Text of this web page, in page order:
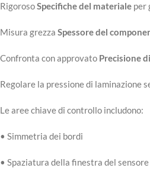
RigorosoSpecifiche del materiale per
Misura grezza Spessore del
Confronta con approvato Precisione
Regolare la pressione di laminazione
Le aree chiave di controllo includono:
• Simmetria dei bordi
• Spaziatura della finestra del sensore